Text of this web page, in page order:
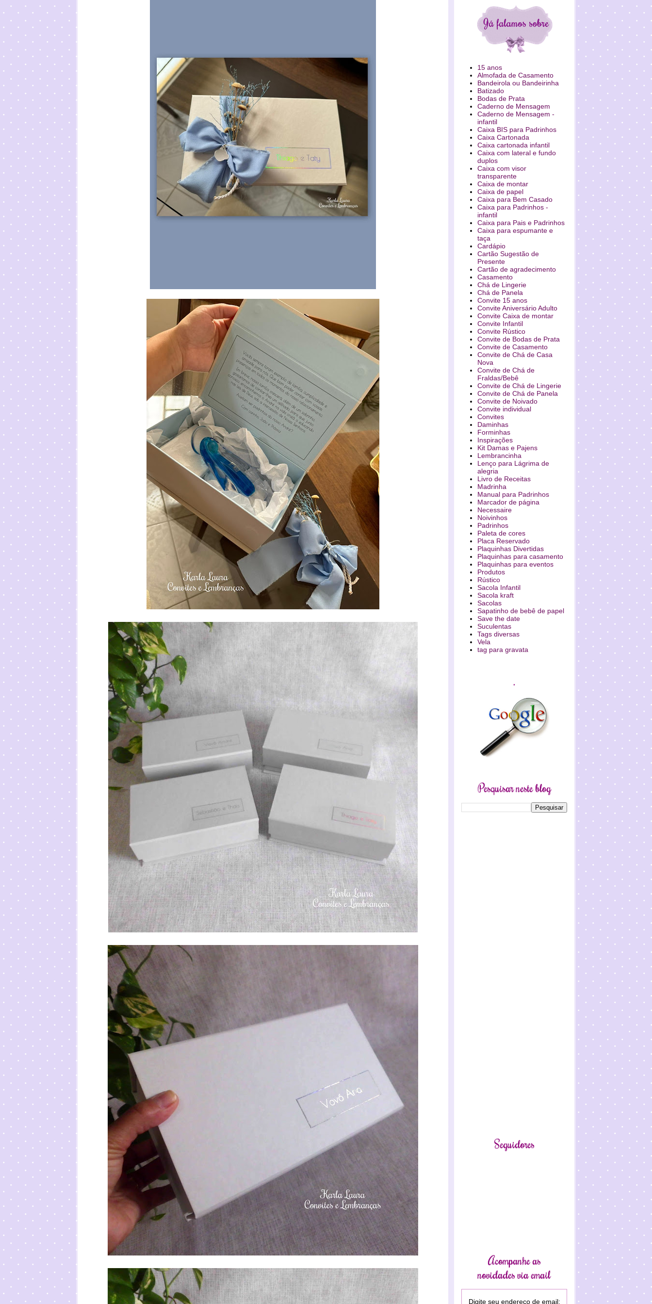
15 anos
Almofada de Casamento
Bandeirola ou Bandeirinha
Batizado
Bodas de Prata
Caderno de Mensagem
Caderno de Mensagem -
infantil
Caixa BIS para Padrinhos
Caixa Cartonada
Caixa cartonada infantil
Caixa com lateral e fundo
duplos
Caixa com visor
transparente
Caixa de montar
Caixa de papel
Caixa para Bem Casado
Caixa para Padrinhos -
infantil
Caixa para Pais e Padrinhos
Caixa para espumante e
taça
Cardápio
Cartão Sugestão de
Presente
Cartão de agradecimento
Casamento
Chá de Lingerie
Chá de Panela
Convite 15 anos
Convite Aniversário Adulto
Convite Caixa de montar
Convite Infantil
Convite Rústico
Convite de Bodas de Prata
Convite de Casamento
Convite de Chá de Casa
Nova
Convite de Chá de
Fraldas/Bebê
Convite de Chá de Lingerie
Convite de Chá de Panela
Convite de Noivado
Convite individual
Convites
Daminhas
Forminhas
Inspirações
Kit Damas e Pajens
Lembrancinha
Lenço para Lágrima de
alegria
Livro de Receitas
Madrinha
Manual para Padrinhos
Marcador de página
Necessaire
Noivinhos
Padrinhos
Paleta de cores
Placa Reservado
Plaquinhas Divertidas
Plaquinhas para casamento
Plaquinhas para eventos
Produtos
Rústico
Sacola Infantil
Sacola kraft
Sacolas
Sapatinho de bebê de papel
Save the date
Suculentas
Tags diversas
Vela
tag para gravata
.
Pesquisar neste blog
Seguidores
Acompanhe as
novidades via email
Digite seu endereço de email: